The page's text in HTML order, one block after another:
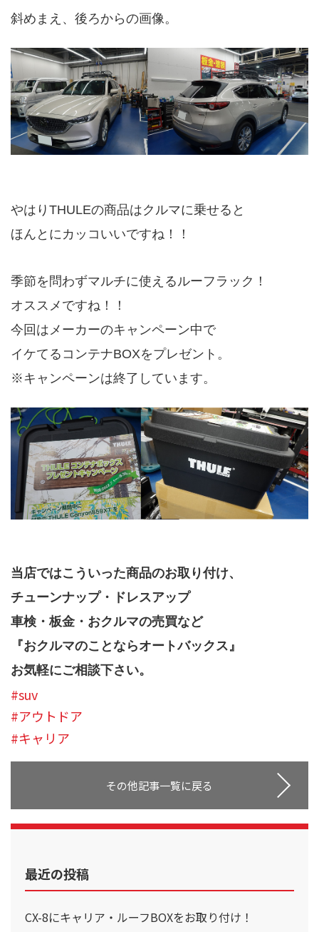
斜めまえ、後ろからの画像。
やはりTHULEの商品はクルマに乗せると
ほんとにカッコいいですね！！
季節を問わずマルチに使えるルーフラック！
オススメですね！！
今回はメーカーのキャンペーン中で
イケてるコンテナBOXをプレゼント。
※キャンペーンは終了しています。
当店ではこういった商品のお取り付け、
チューンナップ・ドレスアップ
車検・板金・おクルマの売買など
『おクルマのことならオートバックス』
お気軽にご相談下さい。
#suv
#アウトドア
#キャリア
その他記事一覧に戻る
最近の投稿
CX-8にキャリア・ルーフBOXをお取り付け！